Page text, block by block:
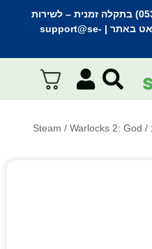
– לשירות
באתר | support@se-
/
Steam / Warlocks 2: God